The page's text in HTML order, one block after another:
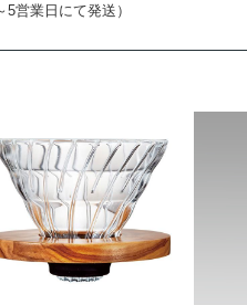
営業日にて発送）